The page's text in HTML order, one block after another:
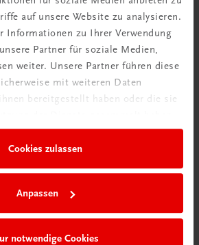
auf unsere Website zu analysieren.
Informationen zu Ihrer Verwendung
Partner für soziale Medien,
weiter. Unsere Partner führen diese
mit weiteren Daten
bereitgestellt haben oder die sie
Cookies zulassen
Anpassen
notwendige Cookies